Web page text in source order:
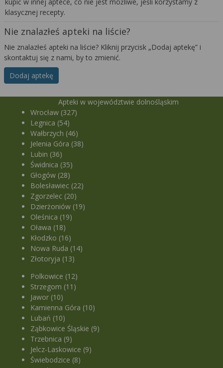
kupić w innej aptece, co nie jest możliwe, jeśli korzystamy z
klasycznej recepty.
Nie znalazłeś apteki na liście?
Nie znalazłeś apteki na liście? Kliknij przycisk „Dodaj aptekę” i
skontaktuj się z nami, by to zmienić.
Dodaj aptekę
Apteki w województwie dolnośląskim
Wrocław (327)
Legnica (54)
Wałbrzych (46)
Jelenia Góra (38)
Lubin (36)
Świdnica (35)
Głogów (28)
Bolesławiec (22)
Zgorzelec (20)
Dzierżoniów (19)
Oleśnica (19)
Oława (18)
Kłodzko (16)
Nowa Ruda (14)
Złotoryja (13)
Polkowice (12)
Strzegom (11)
Jawor (10)
Kamienna Góra (10)
Lubań (10)
Ząbkowice Śląskie (9)
Trzebnica (9)
Jelcz-Laskowice (9)
Świebodzice (8)